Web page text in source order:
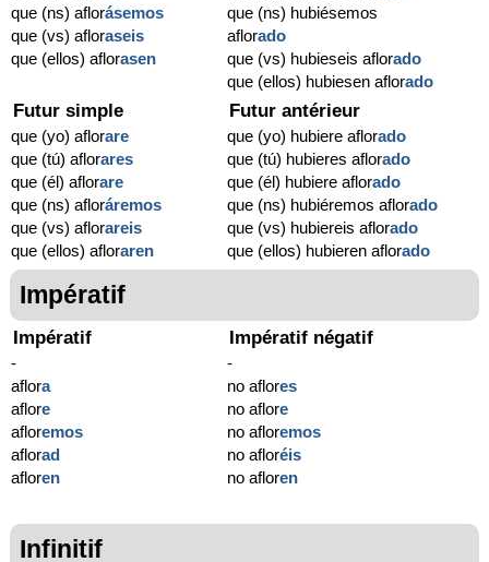
que (ns) aflorásemos
que (vs) afloraseis
que (ellos) aflorasen
que (ns) hubiésemos
aflorado
que (vs) hubieseis aflorado
que (ellos) hubiesen aflorado
Futur simple
que (yo) aflorare
que (tú) aflorares
que (él) aflorare
que (ns) afloráremos
que (vs) aflorareis
que (ellos) afloraren
Futur antérieur
que (yo) hubiere aflorado
que (tú) hubieres aflorado
que (él) hubiere aflorado
que (ns) hubiéremos aflorado
que (vs) hubiereis aflorado
que (ellos) hubieren aflorado
Impératif
Impératif
-
aflora
aflore
afloremos
aflorad
afloren
Impératif négatif
-
no aflores
no aflore
no afloremos
no afloréis
no afloren
Infinitif